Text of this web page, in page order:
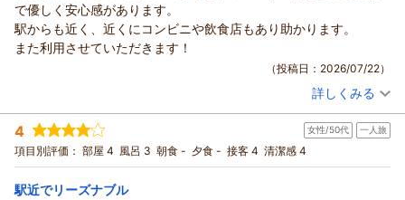
で優しく安心感があります。
駅からも近く、近くにコンビニや飲食店もあり助かります。
また利用させていただきます！
（投稿日：2026/07/22）
投稿者： かなこさん(女性/30代)
宿泊プラン： ☆シングル☆じゃらん ◎期間限定スペシャル価格◎
シングル 食事なし
宿泊価格帯： 7,001～8,000円(大人一人あたり/税込)
詳しくみる
4 女性/50代 一人旅
項目別評価： 部屋 4 風呂 3 朝食 - 夕食 - 接客 4 清潔感 4
駅近でリーズナブル